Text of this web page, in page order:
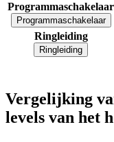
Programmaschakelaar
Programmaschakelaar
Ringleiding
Ringleiding
Vergelijking
levels van het